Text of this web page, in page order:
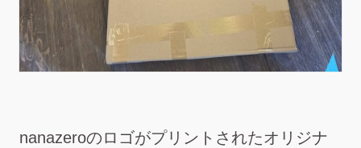
nanazeroのロゴがプリントされたオリジナ